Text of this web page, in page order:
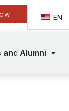
EN
and Alumni